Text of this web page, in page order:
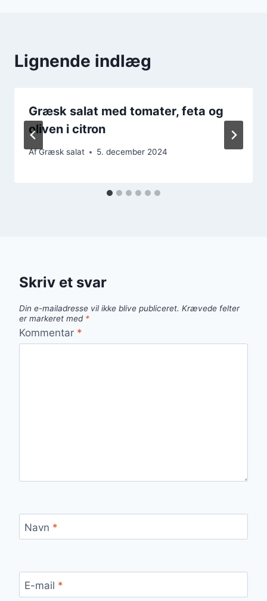
Lignende indlæg
Græsk salat med tomater, feta og
oliven i citron
AfGræsk salat 5. december 2024
Skriv et svar
Din e-mailadresse vil ikke blive publiceret. Krævede felter
er markeret med *
Kommentar *
Navn *
E-mail *